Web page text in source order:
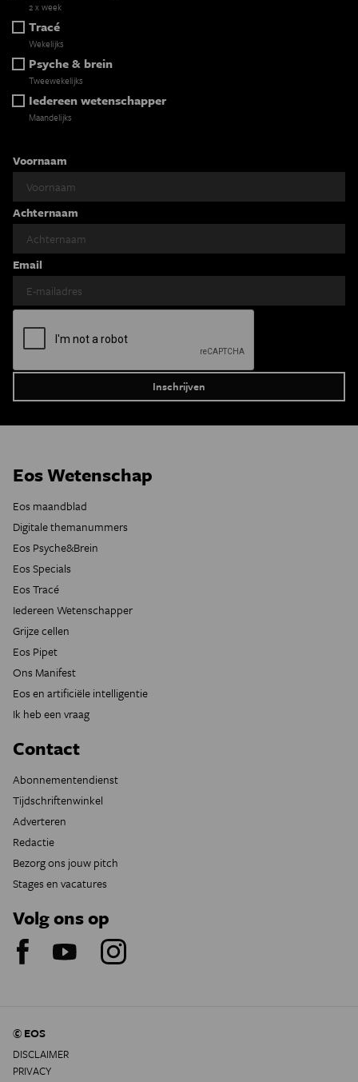
2 x week
Tracé
Wekelijks
Psyche & brein
Tweewekelijks
Iedereen wetenschapper
Maandelijks
Voornaam
Achternaam
Email
Eos Wetenschap
Eos maandblad
Digitale themanummers
Eos Psyche&Brein
Eos Specials
Eos Tracé
Iedereen Wetenschapper
Grijze cellen
Eos Pipet
Ons Manifest
Eos en artificiële intelligentie
Ik heb een vraag
Contact
Abonnementendienst
Tijdschriftenwinkel
Adverteren
Redactie
Bezorg ons jouw pitch
Stages en vacatures
Volg ons op
© EOS
DISCLAIMER
PRIVACY